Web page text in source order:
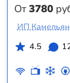
От3780
ИП
4.5